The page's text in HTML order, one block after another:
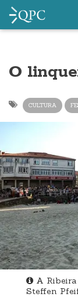
O
CULTURA
A
Steffen